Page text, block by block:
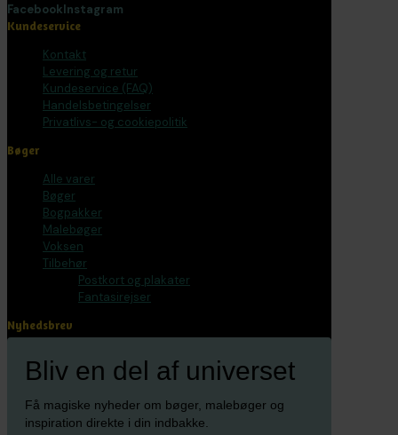
FacebookInstagram
Kundeservice
Kontakt
Levering og retur
Kundeservice (FAQ)
Handelsbetingelser
Privatlivs- og cookiepolitik
Bøger
Alle varer
Bøger
Bogpakker
Malebøger
Voksen
Tilbehør
Postkort og plakater
Fantasirejser
Nyhedsbrev
Bliv en del af universet
Få magiske nyheder om bøger, malebøger og
inspiration direkte i din indbakke.